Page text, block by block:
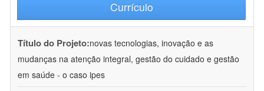
Currículo
Título do Projeto:novas tecnologias, inovação e as
mudanças na atenção integral, gestão do cuidado e gestão
em saúde - o caso ipes